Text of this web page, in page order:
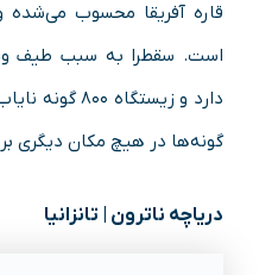
قاره آفریقا محسوب می‌شده
است. سقطرا به سبب طیف
دارد و
گونه‌ها در هیچ مکان دیگری
دریاچه ناترون | تانزانیا